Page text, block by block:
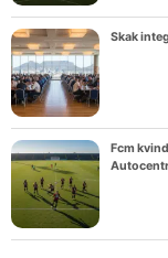
Skak
Fcm